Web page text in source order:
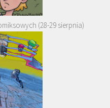
(28-29 sierpnia)